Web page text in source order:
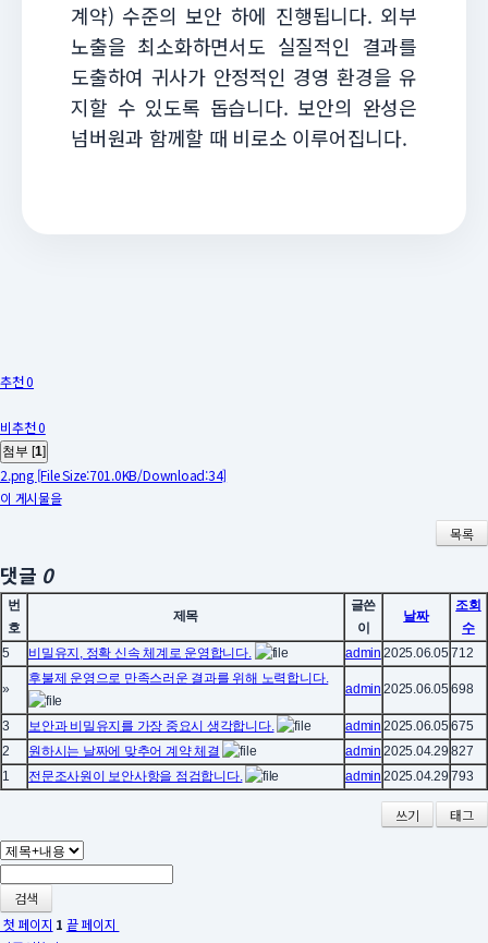
계약) 수준의 보안 하에 진행됩니다. 외부
노출을 최소화하면서도 실질적인 결과를
도출하여 귀사가 안정적인 경영 환경을 유
지할 수 있도록 돕습니다. 보안의 완성은
넘버원과 함께할 때 비로소 이루어집니다.
추천 0
비추천 0
첨부 [1]
2.png [File Size:701.0KB/Download:34]
이 게시물을
목록
댓글 0
번
호
제목
글쓴
이
날짜
조회
수
5
비밀유지, 정확 신속 체계로 운영합니다. admin 2025.06.05 712
»
후불제 운영으로 만족스러운 결과를 위해 노력합니다.
admin 2025.06.05 698
3 보안과 비밀유지를 가장 중요시 생각합니다. admin 2025.06.05 675
2
원하시는 날짜에 맞추어 계약 체결 admin 2025.04.29 827
1
전문조사원이 보안사항을 점검합니다. admin 2025.04.29 793
쓰기 태그
검색
첫 페이지 1 끝 페이지